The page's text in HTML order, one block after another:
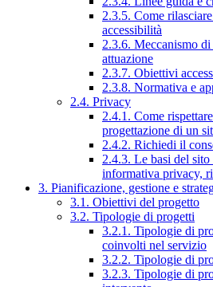
2.3.5. Come
accessibilità
2.3.6. Meccanismo
attuazione
2.3.7. Obiettivi
2.3.8. Normativa e
2.4. Privacy
2.4.1. Come
progettazione di un
2.4.2. Richiedi il
2.4.3. Le basi del
informativa privacy,
3. Pianificazione, gestione e
3.1. Obiettivi del progetto
3.2. Tipologie di progetti
3.2.1. Tipologie di
coinvolti nel servizio
3.2.2. Tipologie di
3.2.3. Tipologie di